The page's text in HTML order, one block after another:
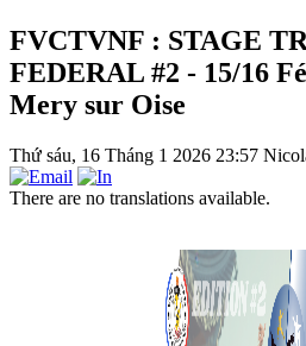
FVCTVNF : STAGE
FEDERAL #2 - 15/16
Mery sur Oise
Thứ sáu, 16 Tháng 1 2026 23:57
There are no translations available.